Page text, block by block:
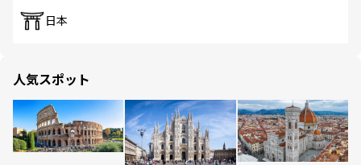
日本
人気スポット